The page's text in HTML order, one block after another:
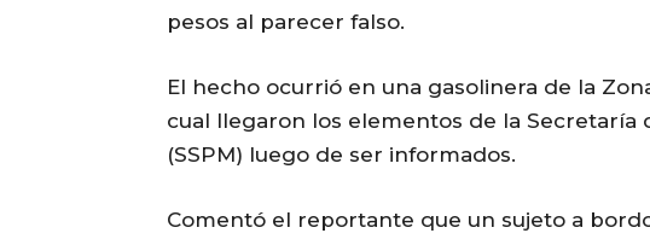
pesos al parecer falso.
El hecho ocurrió en una gasolinera de la
cual llegaron los elementos de la Secretaría
(SSPM) luego de ser informados.
Comentó el reportante que un sujeto a